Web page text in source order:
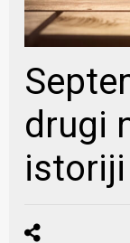
drugi
istoriji